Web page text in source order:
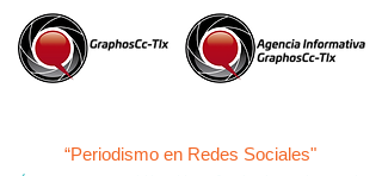
“Periodismo en Redes Sociales"